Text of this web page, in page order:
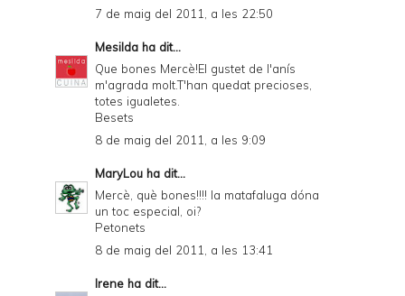
7 de maig del 2011, a les 22:50
Mesilda ha dit...
Que bones Mercè!El gustet de l'anís
m'agrada molt.T'han quedat precioses,
totes igualetes.
Besets
8 de maig del 2011, a les 9:09
MaryLou ha dit...
Mercè, què bones!!!! la matafaluga dóna
un toc especial, oi?
Petonets
8 de maig del 2011, a les 13:41
Irene ha dit...